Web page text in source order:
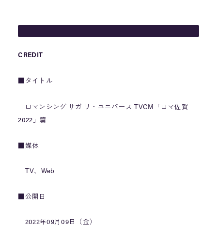
CREDIT
■タイトル
ロマンシング サガ リ・ユニバース TVCM「ロマ佐賀
2022」篇
■媒体
TV、Web
■公開日
2022年09月09日（金）